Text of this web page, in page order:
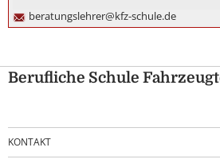
beratungslehrer@kfz-schule.de
Berufliche Schule
KONTAKT